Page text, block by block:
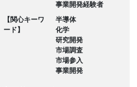
事業開発経験者
【関心キーワ
ード】
半導体
化学
研究開発
市場調査
市場参入
事業開発